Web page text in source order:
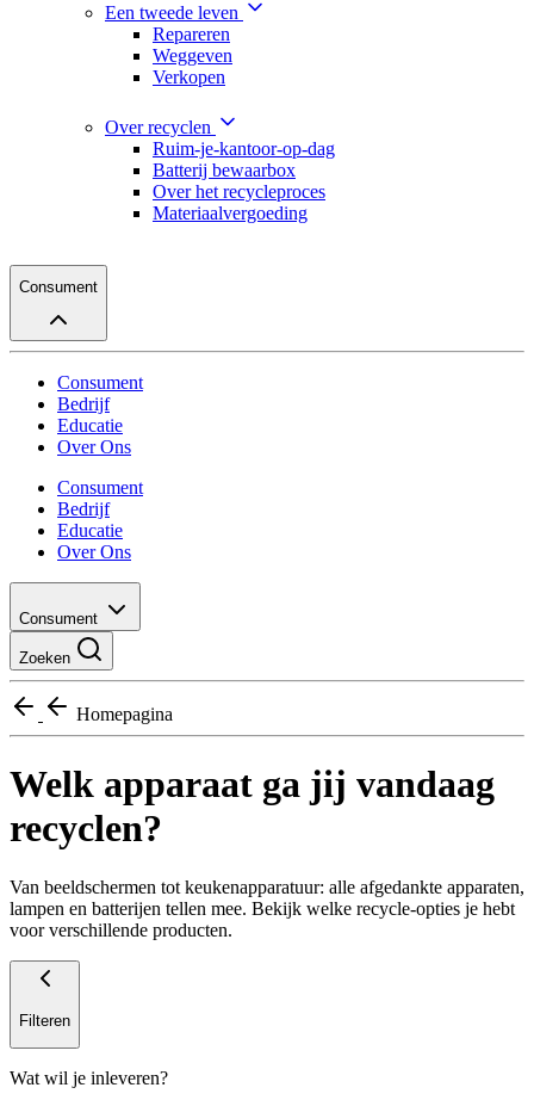
Een tweede leven
Repareren
Weggeven
Verkopen
Over recyclen
Ruim-je-kantoor-op-dag
Batterij bewaarbox
Over het recycleproces
Materiaalvergoeding
Consument
Consument
Bedrijf
Educatie
Over Ons
Consument
Bedrijf
Educatie
Over Ons
Consument
Zoeken
Homepagina
Welk apparaat ga jij vandaag
recyclen?
Van beeldschermen tot keukenapparatuur: alle afgedankte apparaten,
lampen en batterijen tellen mee. Bekijk welke recycle-opties je hebt
voor verschillende producten.
Filteren
Wat wil je inleveren?